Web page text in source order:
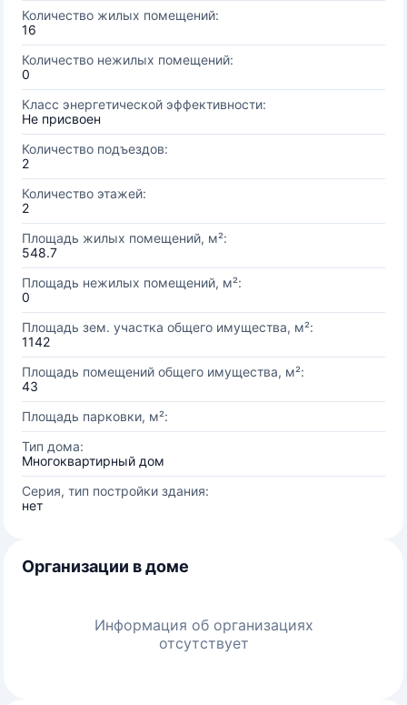
Количество жилых помещений:
16
Количество нежилых помещений:
0
Класс энергетической эффективности:
Не присвоен
Количество подъездов:
2
Количество этажей:
2
Площадь жилых помещений, м²:
548.7
Площадь нежилых помещений, м²:
0
Площадь зем. участка общего имущества, м²:
1142
Площадь помещений общего имущества, м²:
43
Площадь парковки, м²:
Тип дома:
Многоквартирный дом
Серия, тип постройки здания:
нет
Организации в доме
Информация об организациях
отсутствует